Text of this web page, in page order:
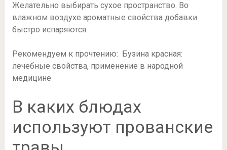
Желательно выбирать сухое пространство. Во
влажном воздухе ароматные свойства добавки
быстро испаряются.
Рекомендуем к прочтению: Бузина красная:
лечебные свойства, применение в народной
медицине
В каких блюдах
используют прованские